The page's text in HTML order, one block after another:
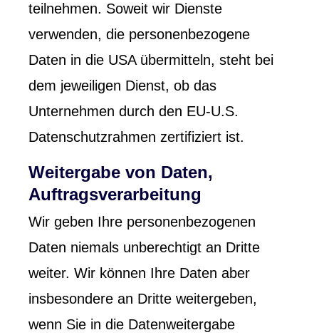
teilnehmen. Soweit wir Dienste
verwenden, die personenbezogene
Daten in die USA übermitteln, steht bei
dem jeweiligen Dienst, ob das
Unternehmen durch den EU-U.S.
Datenschutzrahmen zertifiziert ist.
Weitergabe von Daten,
Auftragsverarbeitung
Wir geben Ihre personenbezogenen
Daten niemals unberechtigt an Dritte
weiter. Wir können Ihre Daten aber
insbesondere an Dritte weitergeben,
wenn Sie in die Datenweitergabe